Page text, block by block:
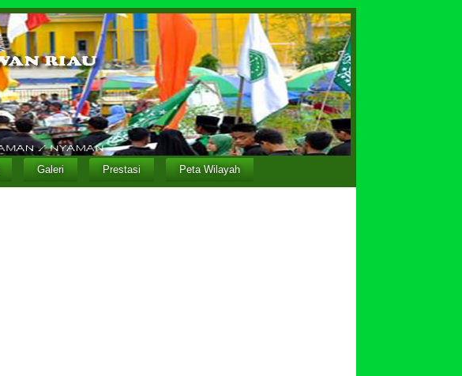
Galeri Prestasi Peta Wilayah